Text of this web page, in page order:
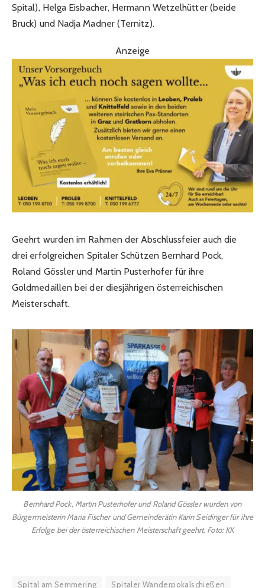
Spital), Helga Eisbacher, Hermann Wetzelhütter (beide
Bruck) und Nadja Madner (Ternitz).
Anzeige
Geehrt wurden im Rahmen der Abschlussfeier auch die
drei erfolgreichen Spitaler Schützen Bernhard Pock,
Roland Gössler und Martin Pusterhofer für ihre
Goldmedaillen bei der diesjährigen österreichischen
Meisterschaft.
Bernhard Pock, Martin Pusterhofer und Roland Gössler wurden von
Bürgermeisterin Maria Fischer und Gemeinderätin Karin Seidinger für ihre
Erfolge bei der österreichischen Meisterschaft geehrt. Foto: KK
Spital am Semmering
Spitaler Wanderpokalschießen